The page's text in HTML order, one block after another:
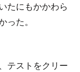
たにもかかわら
た。
テストをクリー